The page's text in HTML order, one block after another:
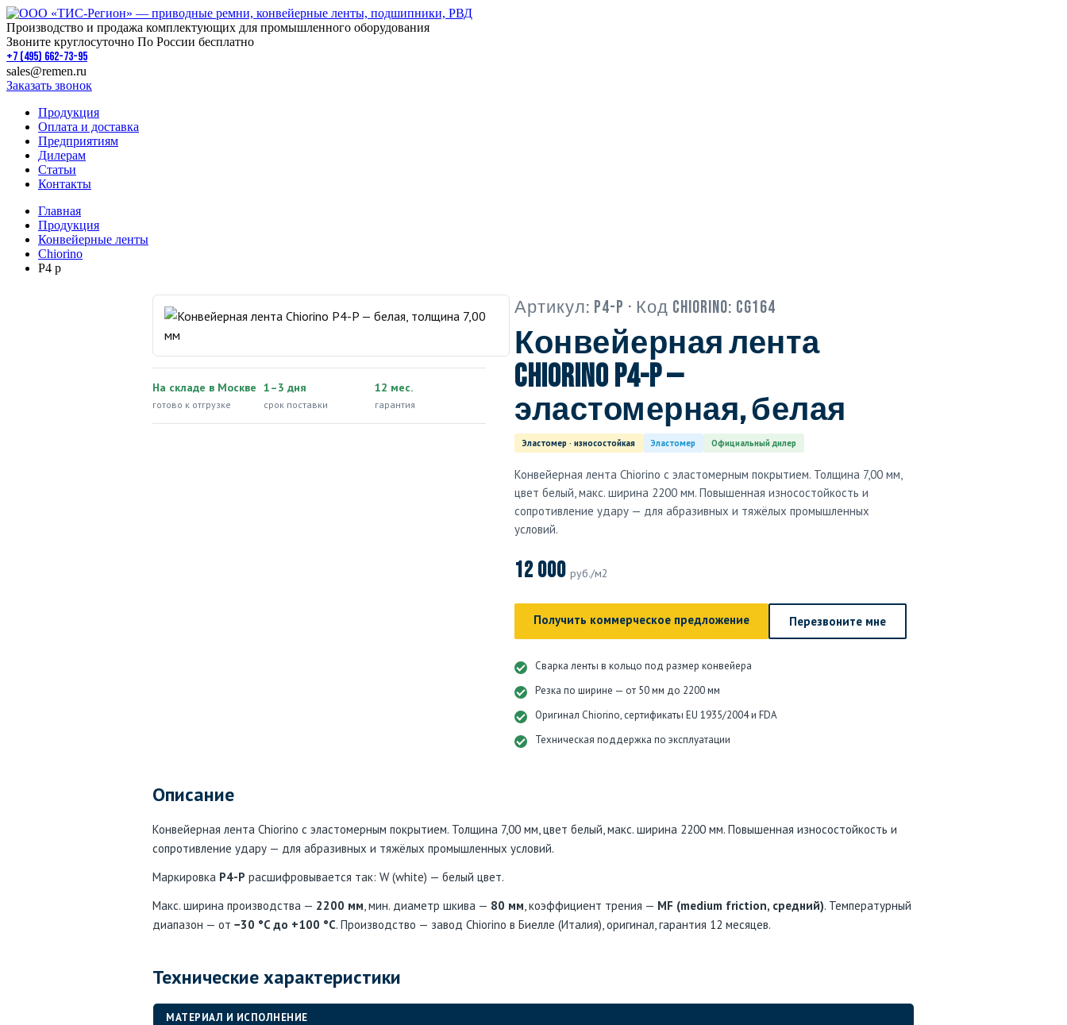
Производство и продажа комплектующих для промышленного оборудования
Звоните круглосуточно По России бесплатно
+7 (495) 662-73-95
sales@remen.ru
Заказать звонок
Продукция
Оплата и доставка
Предприятиям
Дилерам
Статьи
Контакты
Главная
Продукция
Конвейерные ленты
Chiorino
P4 p
На складе в Москве
готово к отгрузке
1–3 дня
срок поставки
12 мес.
гарантия
Артикул: P4-P · Код Chiorino: CG164
Конвейерная лента
Chiorino P4-P —
эластомерная, белая
Эластомер · износостойкая Эластомер Официальный дилер
Конвейерная лента Chiorino с эластомерным покрытием. Толщина 7,00 мм,
цвет белый, макс. ширина 2200 мм. Повышенная износостойкость и
сопротивление удару — для абразивных и тяжёлых промышленных
условий.
12 000 руб./м2
Получить коммерческое предложение Перезвоните мне
Сварка ленты в кольцо под размер конвейера
Резка по ширине — от 50 мм до 2200 мм
Оригинал Chiorino, сертификаты EU 1935/2004 и FDA
Техническая поддержка по эксплуатации
Описание
Конвейерная лента Chiorino с эластомерным покрытием. Толщина 7,00 мм, цвет белый, макс. ширина 2200 мм. Повышенная износостойкость и
сопротивление удару — для абразивных и тяжёлых промышленных условий.
Маркировка P4-P расшифровывается так: W (white) — белый цвет.
Макс. ширина производства — 2200 мм, мин. диаметр шкива — 80 мм, коэффициент трения — MF (medium friction, средний). Температурный
диапазон — от −30 °C до +100 °C. Производство — завод Chiorino в Биелле (Италия), оригинал, гарантия 12 месяцев.
Технические характеристики
МАТЕРИАЛ И ИСПОЛНЕНИЕ